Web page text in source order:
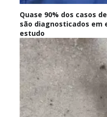
Quase 90% dos casos
são diagnosticados em
estudo